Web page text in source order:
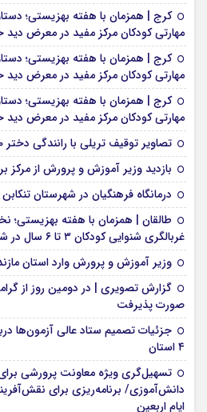
کرج | همزمان با هفته بهزیستی؛
مهارتی کودکان مرکز مفید در معرض دید
کرج | همزمان با هفته بهزیستی؛
مهارتی کودکان مرکز مفید در معرض دید
کرج | همزمان با هفته بهزیستی؛
مهارتی کودکان مرکز مفید در معرض دید
تصاویر توقیف تریلی با رانندگی دختر 10 ساله!
بازدید وزیر آموزش و پرورش از مرکز
درمانگاه فرهنگیان در شهرستان
طالقان | همزمان با هفته بهزیستی؛
غربالگری شنوایی کودکان ۳ تا ۶ سال در شهرستان طالقان برگزار شد
وزیر آموزش و پرورش وارد استان
گزارش تصویری | در دومین روز از
صورت پذیرفت
جزئیات تصمیم ستاد عالی آزمون‌ها
۴ استان
تسهیل‌گری ویژه معاونت پرورشی
دانش‌آموزی/ برنامه‌ریزی برای
ایام اربعین